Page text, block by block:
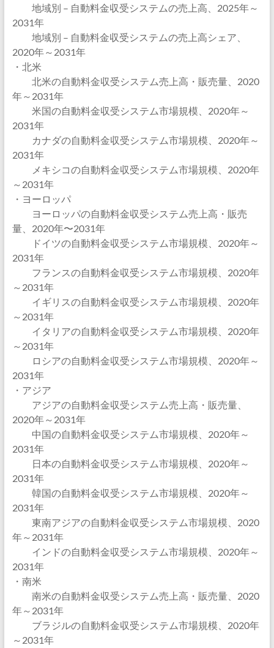
地域別 – 自動料金収受システムの売上高、2025年～
2031年
地域別 – 自動料金収受システムの売上高シェア、
2020年～2031年
・北米
北米の自動料金収受システム売上高・販売量、2020
年～2031年
米国の自動料金収受システム市場規模、2020年～
2031年
カナダの自動料金収受システム市場規模、2020年～
2031年
メキシコの自動料金収受システム市場規模、2020年
～2031年
・ヨーロッパ
ヨーロッパの自動料金収受システム売上高・販売
量、2020年〜2031年
ドイツの自動料金収受システム市場規模、2020年～
2031年
フランスの自動料金収受システム市場規模、2020年
～2031年
イギリスの自動料金収受システム市場規模、2020年
～2031年
イタリアの自動料金収受システム市場規模、2020年
～2031年
ロシアの自動料金収受システム市場規模、2020年～
2031年
・アジア
アジアの自動料金収受システム売上高・販売量、
2020年～2031年
中国の自動料金収受システム市場規模、2020年～
2031年
日本の自動料金収受システム市場規模、2020年～
2031年
韓国の自動料金収受システム市場規模、2020年～
2031年
東南アジアの自動料金収受システム市場規模、2020
年～2031年
インドの自動料金収受システム市場規模、2020年～
2031年
・南米
南米の自動料金収受システム売上高・販売量、2020
年～2031年
ブラジルの自動料金収受システム市場規模、2020年
～2031年